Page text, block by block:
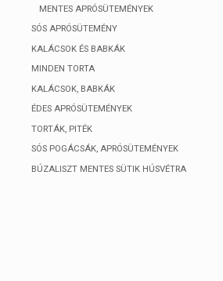
MENTES APRÓSÜTEMÉNYEK
SÓS APRÓSÜTEMÉNY
KALÁCSOK ÉS BABKÁK
MINDEN TORTA
KALÁCSOK, BABKÁK
ÉDES APRÓSÜTEMÉNYEK
TORTÁK, PITÉK
SÓS POGÁCSÁK, APRÓSÜTEMÉNYEK
BÚZALISZT MENTES SÜTIK HÚSVÉTRA